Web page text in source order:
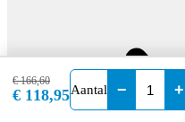
€ 166,60
€ 118,95Aantal − +